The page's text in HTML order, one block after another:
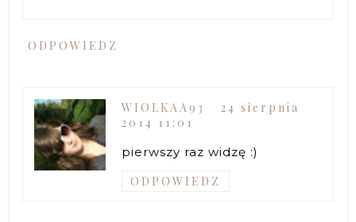
ODPOWIEDZ
WIOLKAA93
24 sierpnia
2014 11:01
pierwszy raz widzę :)
ODPOWIEDZ